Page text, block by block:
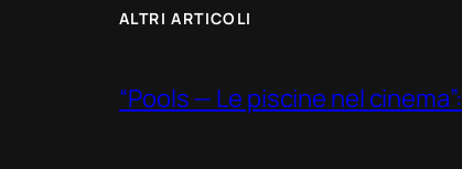
ALTRI ARTICOLI
“Pools — Le piscine nel